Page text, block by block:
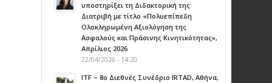
υποστηρίξει τη Διδακτορική της
Διατριβή με τίτλο «Πολυεπίπεδη
Ολοκληρωμένη Αξιολόγηση της
Ασφαλούς και Πράσινης Κινητικότητας»,
Aπρίλιος 2026
22/04/2026 - 14:20
ITF – 8ο Διεθνές Συνέδριο IRTAD, Αθήνα,